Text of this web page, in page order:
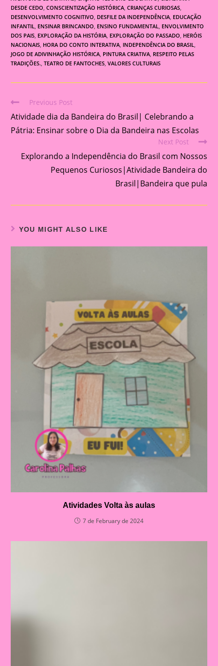
DESDE CEDO CONSCIENTIZAÇÃO HISTÓRICA CRIANÇAS CURIOSAS
DESENVOLVIMENTO COGNITIVO DESFILE DA INDEPENDÊNCIA EDUCAÇÃO
INFANTIL ENSINAR BRINCANDO ENSINO FUNDAMENTAL ENVOLVIMENTO
DOS PAIS EXPLORAÇÃO DA HISTÓRIA EXPLORAÇÃO DO PASSADO HERÓIS
NACIONAIS HORA DO CONTO INTERATIVA INDEPENDÊNCIA DO BRASIL
JOGO DE ADIVINHAÇÃO HISTÓRICA PINTURA CRIATIVA RESPEITO PELAS
TRADIÇÕES. TEATRO DE FANTOCHES VALORES CULTURAIS
Read
more
articles
Previous Post
Atividade dia da Bandeira do Brasil| Celebrando a
Pátria: Ensinar sobre o Dia da Bandeira nas Escolas
Next Post
Explorando a Independência do Brasil com Nossos
Pequenos Curiosos|Atividade Bandeira do
Brasil|Bandeira que pula
YOU MIGHT ALSO LIKE
Atividades Volta às aulas
7 de February de 2024